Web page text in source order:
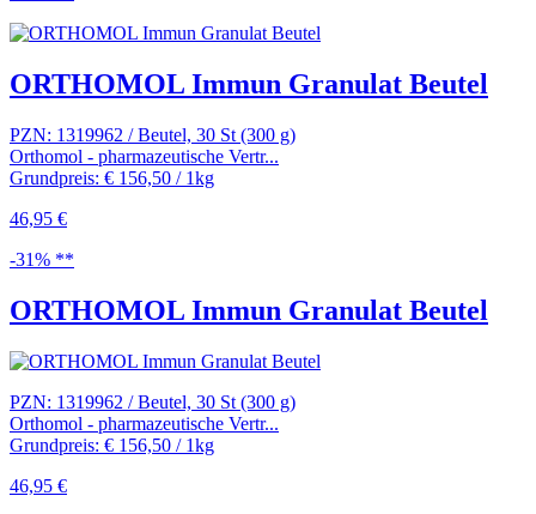
ORTHOMOL Immun Granulat Beutel
PZN: 1319962 / Beutel, 30 St (300 g)
Orthomol - pharmazeutische Vertr...
Grundpreis: € 156,50 / 1kg
46,95 €
-31% **
ORTHOMOL Immun Granulat Beutel
PZN: 1319962 / Beutel, 30 St (300 g)
Orthomol - pharmazeutische Vertr...
Grundpreis: € 156,50 / 1kg
46,95 €